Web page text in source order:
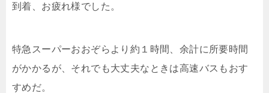
到着、お疲れ様でした。
特急スーパーおおぞらより約１時間、余計に所要時間
がかかるが、それでも大丈夫なときは高速バスもおす
すめだ。